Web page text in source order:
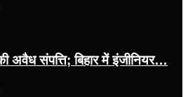
अवैध संपत्ति; बिहार में इंजीनियर…